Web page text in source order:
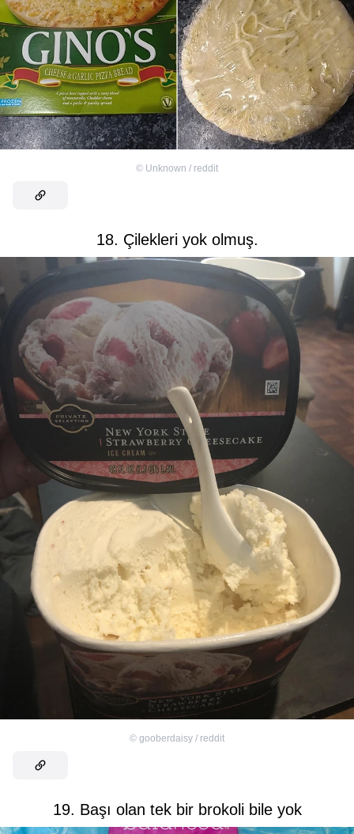
© Unknown / reddit
18. Çilekleri yok olmuş.
© gooberdaisy / reddit
19. Başı olan tek bir brokoli bile yok